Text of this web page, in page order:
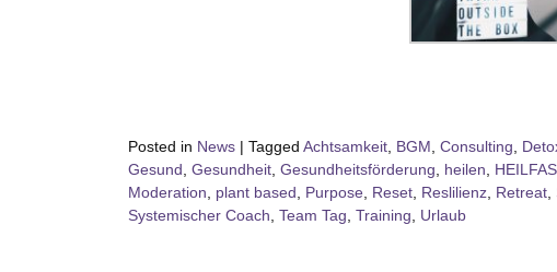
Posted in News | Tagged Achtsamkeit BGM Consulting
Gesund Gesundheit Gesundheitsförderung heilen
Moderation
plant based Purpose Reset Reslilienz Retreat
Systemischer Coach Team Tag Training Urlaub